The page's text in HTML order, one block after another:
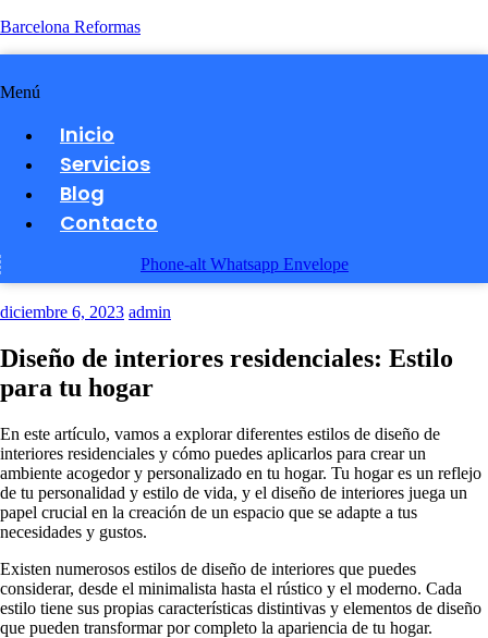
Barcelona Reformas
Menú
Inicio
Servicios
Blog
Contacto
Phone-alt Whatsapp Envelope
diciembre 6, 2023 admin
Diseño de interiores residenciales: Estilo
para tu hogar
En este artículo, vamos a explorar diferentes estilos de diseño de
interiores residenciales y cómo puedes aplicarlos para crear un
ambiente acogedor y personalizado en tu hogar. Tu hogar es un reflejo
de tu personalidad y estilo de vida, y el diseño de interiores juega un
papel crucial en la creación de un espacio que se adapte a tus
necesidades y gustos.
Existen numerosos estilos de diseño de interiores que puedes
considerar, desde el minimalista hasta el rústico y el moderno. Cada
estilo tiene sus propias características distintivas y elementos de diseño
que pueden transformar por completo la apariencia de tu hogar.